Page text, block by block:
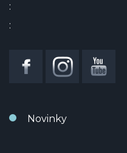
:
:
Novinky